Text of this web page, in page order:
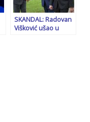
SKANDAL: Radovan
Višković ušao u